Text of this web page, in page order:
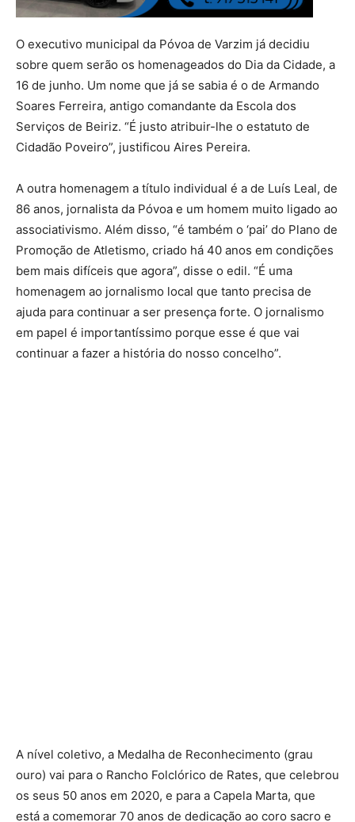
O executivo municipal da Póvoa de Varzim já decidiu
sobre quem serão os homenageados do Dia da Cidade, a
16 de junho. Um nome que já se sabia é o de Armando
Soares Ferreira, antigo comandante da Escola dos
Serviços de Beiriz. “É justo atribuir-lhe o estatuto de
Cidadão Poveiro”, justificou Aires Pereira.
A outra homenagem a título individual é a de Luís Leal, de
86 anos, jornalista da Póvoa e um homem muito ligado ao
associativismo. Além disso, “é também o ‘pai’ do Plano de
Promoção de Atletismo, criado há 40 anos em condições
bem mais difíceis que agora”, disse o edil. “É uma
homenagem ao jornalismo local que tanto precisa de
ajuda para continuar a ser presença forte. O jornalismo
em papel é importantíssimo porque esse é que vai
continuar a fazer a história do nosso concelho”.
A nível coletivo, a Medalha de Reconhecimento (grau
ouro) vai para o Rancho Folclórico de Rates, que celebrou
os seus 50 anos em 2020, e para a Capela Marta, que
está a comemorar 70 anos de dedicação ao coro sacro e